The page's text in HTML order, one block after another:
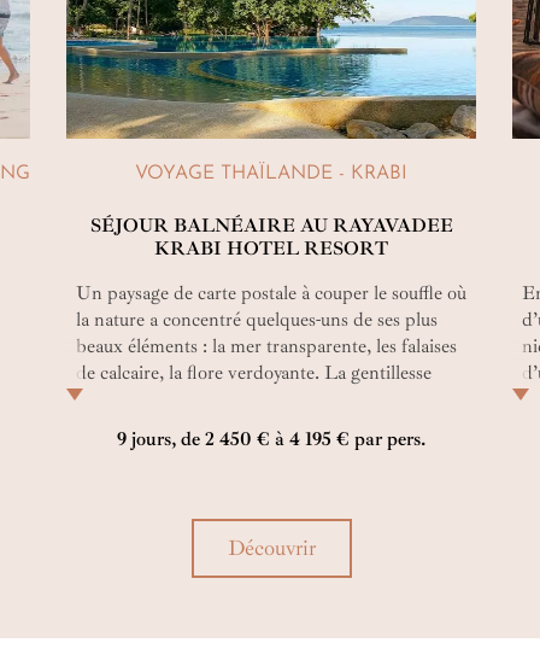
VOYAGE THAÏLANDE - KRABI
SÉJOUR BALNÉAIRE AU RAYAVADEE
KRABI HOTEL RESORT
Un paysage de carte postale à couper le souffle où
la nature a concentré quelques-uns de ses plus
beaux éléments : la mer transparente, les falaises
de calcaire, la flore verdoyante. La gentillesse
légendaire de la population et un hôtel porteur
du prestigieux label Leading Hôtels of the
World. Qui dit mieux ?
9 jours, de 2 450 € à 4 195 € par pers.
Découvrir